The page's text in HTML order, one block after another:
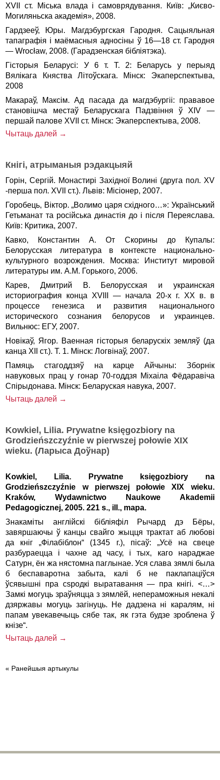
ХVII ст. Міська влада і самоврядування. Киïв: „Києво-
Могиляньска академія», 2008.
Гардзееў, Юры. Магдэбургская Гародня. Сацыяльная
тапаграфія і маёмасныя адносіны ў 16—18 ст. Гародня
— Wrocław, 2008. (Гарадзенская бібліятэка).
Гісторыя Беларусі: У 6 т. Т. 2: Беларусь у перыяд
Вялікага Княства Літоўскага. Мінск: Экаперспектыва,
2008
Макараў, Максім. Ад пасада да магдэбургіі: прававое
становішча местаў Беларускага Падзвіння ў XIV —
першай палове XVII ст. Мінск: Экаперспектыва, 2008.
Чытаць далей →
Кнігі, атрыманыя рэдакцыяй
Горін, Сергій. Монастирі Західної Волині (друга пол. XV
-перша пол. XVII ст.). Львів: Місіонер, 2007.
Горобець, Віктор. „Волимо царя східного…»: Український
Гетьманат та російська династія до і після Переяслава.
Київ: Критика, 2007.
Кавко, Константин А. От Скорины до Купалы:
Белорусская литература в контексте национально-
культурного возрождения. Москва: Институт мировой
литературы им. А.М. Горького, 2006.
Карев, Дмитрий В. Белорусская и украинская
историография конца ХVІІІ — начала 20-х г. ХХ в. в
процессе генезиса и развития национального
исторического сознания белорусов и украинцев.
Вильнюс: ЕГУ, 2007.
Новікаў, Ягор. Ваенная гісторыя беларускіх земляў (да
канца XII ст.). Т. 1. Мінск: Логвінаў, 2007.
Памяць стагоддзяў на карце Айчыны: Зборнік
навуковых прац у гонар 70-годдзя Міхаіла Фёдаравіча
Спірыдонава. Мінск: Беларуская навука, 2007.
Чытаць далей →
Kowkiel, Lilia. Prywatne księgozbiory na
Grodzieńszczyźnie w pierwszej połowie XIX
wieku. (Ларыса Доўнар)
Kowkiel, Lilia. Prywatne księgozbiory na
Grodzieńszczyźnie w pierwszej połowie XIX wieku.
Kraków, Wydawnictwo Naukowe Akademii
Pedagogicznej, 2005. 221 s., ill., mapa.
Знакаміты англійскі бібліяфіл Рычард дэ Бёры,
завяршаючы ў канцы свайго жыцця трактат аб любові
да кніг „Філабіблон“ (1345 г.), пісаў: „Усё на свеце
разбураецца і чахне ад часу, і тых, каго нараджае
Сатурн, ён жа нястомна паглынае. Уся слава зямлі была
б беспаваротна забыта, калі б не паклапаціўся
ўсявышні пра сsродкі выратавання — пра кнігі. <…>
Замкі могуць зраўняцца з зямлёй, непераможныя некалі
дзяржавы могуць загінуць. Не дадзена ні каралям, ні
папам увекавечыць сябе так, як гэта будзе зроблена ў
кнізе“.
Чытаць далей →
« Ранейшыя артыкулы